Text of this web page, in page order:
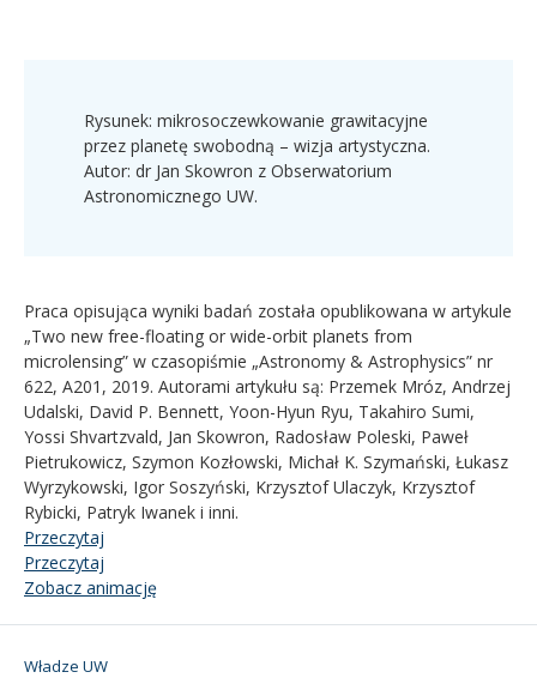
Rysunek: mikrosoczewkowanie grawitacyjne
przez planetę swobodną – wizja artystyczna.
Autor: dr Jan Skowron z Obserwatorium
Astronomicznego UW.
Praca opisująca wyniki badań została opublikowana w artykule
„Two new free-floating or wide-orbit planets from
microlensing” w czasopiśmie „Astronomy & Astrophysics” nr
622, A201, 2019. Autorami artykułu są: Przemek Mróz, Andrzej
Udalski, David P. Bennett, Yoon-Hyun Ryu, Takahiro Sumi,
Yossi Shvartzvald, Jan Skowron, Radosław Poleski, Paweł
Pietrukowicz, Szymon Kozłowski, Michał K. Szymański, Łukasz
Wyrzykowski, Igor Soszyński, Krzysztof Ulaczyk, Krzysztof
Rybicki, Patryk Iwanek i inni.
Przeczytaj
Przeczytaj
Zobacz animację
Władze UW